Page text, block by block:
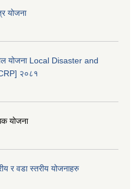
योजना
योजना Local Disaster and
२०८१
योजना
र वडा स्तरीय योजनाहरु